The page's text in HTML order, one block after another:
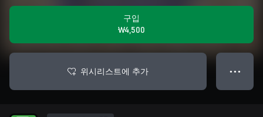
구입
₩4,500
위시리스트에 추가 ● ● ●